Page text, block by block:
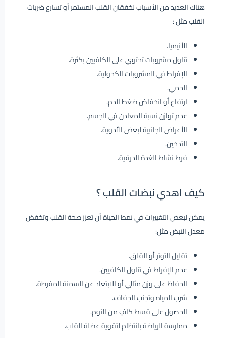
هناك العديد من الأسباب لخفقان القلب المستمر أو تسارع ضربات
القلب مثل :
الأنيميا.
تناول مشروبات تحتوي على الكافيين بكثرة.
الإفراط في المشروبات الكحولية.
الحمي.
ارتفاع أو انخفاض ضغط الدم.
عدم توازن نسبة المعادن في الجسم.
الأعراض الجانبية لبعض الأدوية.
التدخين.
فرط نشاط الغدة الدرقية.
كيف اهدي نبضات القلب ؟
يمكن لبعض التغييرات في نمط الحياة أن تعزز صحة القلب وتخفض
معدل النبض مثل:
تقليل التوتر أو القلق.
عدم الإفراط في تناول الكافيين.
الحفاظ على وزن مثالي أو الابتعاد عن السمنة المفرطة.
شرب المياه وتجنب الجفاف.
الحصول على قسط كافٍ من النوم.
ممارسة الرياضة بانتظام لتقوية عضلة القلب.